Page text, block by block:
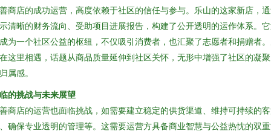
商店的成功运营，高度依赖于社区的信任与参与。乐山的这家新店，
清晰的财务流向、受助项目进展报告，构建了公开透明的运作体系。
为一个社区公益的枢纽，不仅吸引消费者，也汇聚了志愿者和捐赠者
这里相遇，话题从商品质量延伸到社区关怀，无形中增强了社区的凝
属感。
的挑战与未来展望
商店的运营也面临挑战，如需要建立稳定的供货渠道、维持可持续的
确保专业透明的管理等。这需要运营方具备商业智慧与公益热忱的双